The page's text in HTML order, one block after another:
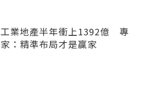
工業地產半年衝上1392億 專
家：精準布局才是贏家